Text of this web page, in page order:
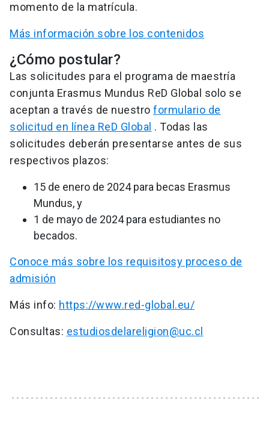
momento de la matrícula.
Más información sobre los contenidos
¿Cómo postular?
Las solicitudes para el programa de maestría
conjunta Erasmus Mundus ReD Global solo se
aceptan a través de nuestro formulario de
solicitud en línea ReD Global . Todas las
solicitudes deberán presentarse antes de sus
respectivos plazos:
15 de enero de 2024 para becas Erasmus
Mundus, y
1 de mayo de 2024 para estudiantes no
becados.
Conoce más sobre los requisitosy proceso de
admisión
Más info: https://www.red-global.eu/
Consultas: estudiosdelareligion@uc.cl